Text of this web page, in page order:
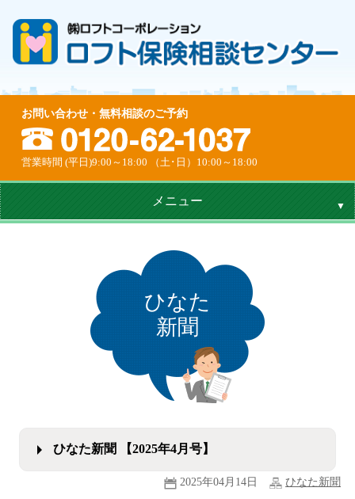
お問い合わせ・無料相談のご予約
営業時間 (平日)9:00～18:00 （土･日）10:00～18:00
メニュー
ひなた
新聞
ひなた新聞 【2025年4月号】
2025年04月14日 ひなた新聞